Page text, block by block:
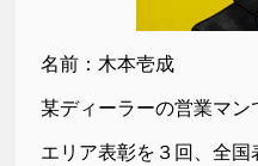
名前：木本壱成
某ディーラーの営業マン
エリア表彰を３回、全国